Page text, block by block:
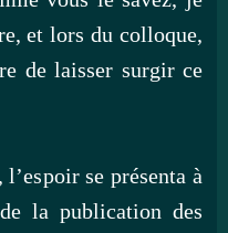
et lors du colloque,
de laisser surgir ce
se présenta à
la publication des